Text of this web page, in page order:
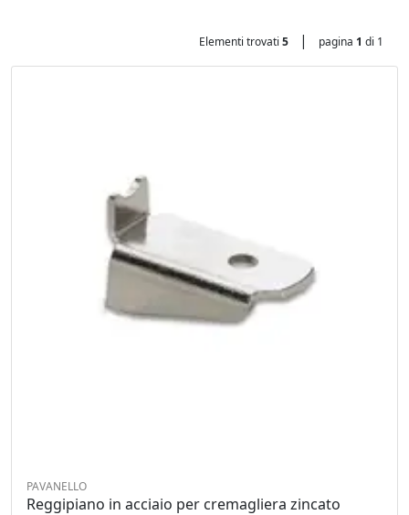
Elementi trovati 5 | pagina 1 di 1
PAVANELLO
Reggipiano in acciaio per cremagliera zincato